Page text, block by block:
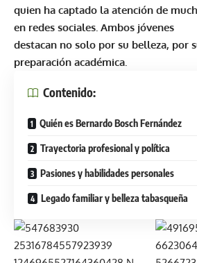
quien ha captado la atención de
en redes sociales. Ambos jóvenes
destacan no solo por su belleza, por
preparación académica.
Contenido:
Quién es Bernardo Bosch Fernández
Trayectoria profesional y política
Pasiones y habilidades personales
Legado familiar y belleza tabasqueña